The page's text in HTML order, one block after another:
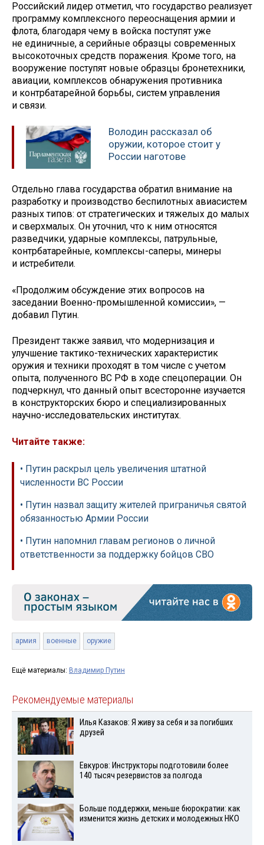
Российский лидер отметил, что государство реализует
программу комплексного переоснащения армии и
флота, благодаря чему в войска поступят уже
не единичные, а серийные образцы современных
высокоточных средств поражения. Кроме того, на
вооружение поступят новые образцы бронетехники,
авиации, комплексов обнаружения противника
и контрбатарейной борьбы, систем управления
и связи.
Володин рассказал об
оружии, которое стоит у
России наготове
Отдельно глава государства обратил внимание на
разработку и производство беспилотных авиасистем
разных типов: от стратегических и тяжелых до малых
и сверхмалых. Он уточнил, что к ним относятся
разведчики, ударные комплексы, патрульные,
контрбатарейные, комплексы-саперы, минеры
и истребители.
«Продолжим обсуждение этих вопросов на
заседании Военно-промышленной комиссии», —
добавил Путин.
Президент также заявил, что модернизация и
улучшение тактико-технических характеристик
оружия и техники проходят в том числе с учетом
опыта, полученного ВС РФ в ходе спецоперации. Он
подчеркнул, что данный опыт всесторонне изучается
в конструкторских бюро и специализированных
научно-исследовательских институтах.
Читайте также:
• Путин раскрыл цель увеличения штатной
численности ВС России
• Путин назвал защиту жителей приграничья святой
обязанностью Армии России
• Путин напомнил главам регионов о личной
ответственности за поддержку бойцов СВО
армия военные оружие
Ещё материалы: Владимир Путин
Рекомендуемые материалы
Илья Казаков: Я живу за себя и за погибших
друзей
Евкуров: Инструкторы подготовили более
140 тысяч резервистов за полгода
Больше поддержки, меньше бюрократии: как
изменится жизнь детских и молодежных НКО